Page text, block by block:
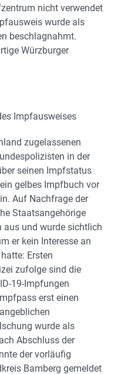
nicht verwendet
wurde als
beschlagnahmt.
Würzburger
Impfausweises
zugelassenen
in der
seinen Impfstatus
gelbes Impfbuch vor
Auf Nachfrage der
Staatsangehörige
und wurde sichtlich
er kein Interesse an
Ersten
zufolge sind die
19-Impfungen
erst einen
wurde als
Abschluss der
der vorläufig
Bamberg gemeldet